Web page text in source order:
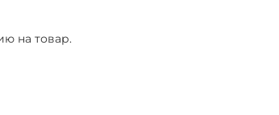
на товар.